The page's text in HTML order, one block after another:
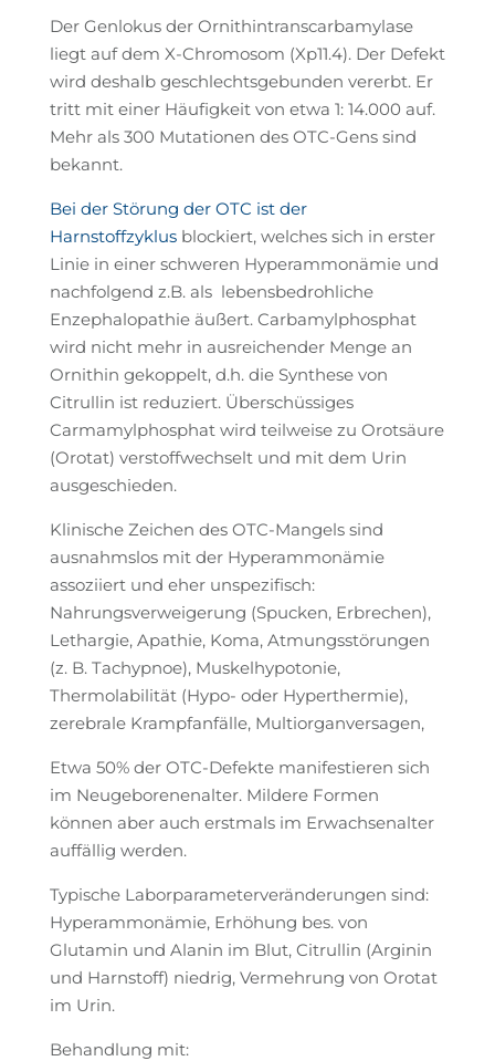
Der Genlokus der Ornithintranscarbamylase
liegt auf dem X-Chromosom (Xp11.4). Der Defekt
wird deshalb geschlechtsgebunden vererbt. Er
tritt mit einer Häufigkeit von etwa 1: 14.000 auf.
Mehr als 300 Mutationen des OTC-Gens sind
bekannt.
Bei der Störung der OTC ist der
Harnstoffzyklus blockiert, welches sich in erster
Linie in einer schweren Hyperammonämie und
nachfolgend z.B. als lebensbedrohliche
Enzephalopathie äußert. Carbamylphosphat
wird nicht mehr in ausreichender Menge an
Ornithin gekoppelt, d.h. die Synthese von
Citrullin ist reduziert. Überschüssiges
Carmamylphosphat wird teilweise zu Orotsäure
(Orotat) verstoffwechselt und mit dem Urin
ausgeschieden.
Klinische Zeichen des OTC-Mangels sind
ausnahmslos mit der Hyperammonämie
assoziiert und eher unspezifisch:
Nahrungsverweigerung (Spucken, Erbrechen),
Lethargie, Apathie, Koma, Atmungsstörungen
(z. B. Tachypnoe), Muskelhypotonie,
Thermolabilität (Hypo- oder Hyperthermie),
zerebrale Krampfanfälle, Multiorganversagen,
Etwa 50% der OTC-Defekte manifestieren sich
im Neugeborenenalter. Mildere Formen
können aber auch erstmals im Erwachsenalter
auffällig werden.
Typische Laborparameterveränderungen sind:
Hyperammonämie, Erhöhung bes. von
Glutamin und Alanin im Blut, Citrullin (Arginin
und Harnstoff) niedrig, Vermehrung von Orotat
im Urin.
Behandlung mit: